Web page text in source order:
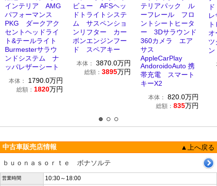
インテリア AMG
パフォーマンス
PKG ダークアク
セントヘッドライ
ト&テールライト
Burmesterサラウ
ンドシステム ナ
ッパレザーシート
本体： 1790.0万円
総額： 1820万円
ビュー AFSヘッ
ドトライトシステ
ム サスペンショ
ンリフター カー
ボンエンジンフー
ド スペアキー
本体： 3870.0万円
総額： 3895万円
テリアパック ル
ーフレール フロ
ントシートヒータ
ー 3Dサラウンド
360カメラ エア
サス
AppleCarPlay
AndoroidoAuto 携
帯充電 スマート
キーX2
本体： 820.0万円
総額： 835万円
中古車販売店情報
▲上へ戻る
ｂｕｏｎａｓｏｒｔｅ ボナソルテ
営業時間 10:30～18:00